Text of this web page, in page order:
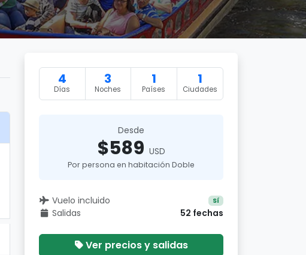
4
Días
3
Noches
1
Países
1
Ciudades
Desde
$589 USD
Por persona en habitación Doble
Vuelo incluido Sí
Salidas 52 fechas
Ver precios y salidas